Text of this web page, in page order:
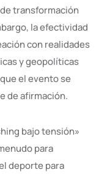
transformación
la efectividad
con realidades
y geopolíticas
el evento se
de afirmación.
bajo tensión»
para
deporte para